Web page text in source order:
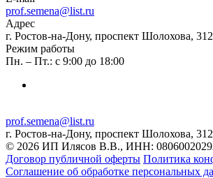
prof.semena@list.ru
Адрес
г. Ростов-на-Дону, проспект Шолохова, 312
Режим работы
Пн. – Пт.: с 9:00 до 18:00
prof.semena@list.ru
г. Ростов-на-Дону, проспект Шолохова, 312
© 2026 ИП Илясов В.В., ИНН:
Договор публичной оферты Политика
Соглашение об обработке персональных